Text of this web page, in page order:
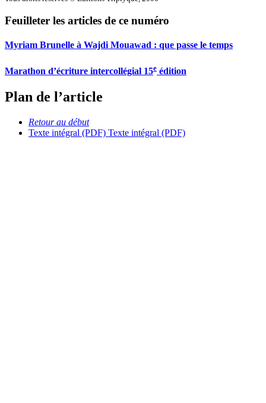
Feuilleter les articles de ce numéro
Myriam Brunelle à Wajdi Mouawad : que passe le temps
Marathon d’écriture intercollégial 15e édition
Plan de l’article
Retour au début
Texte intégral (PDF) Texte intégral (PDF)